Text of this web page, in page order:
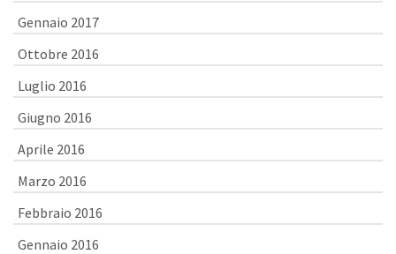
Gennaio 2017
Ottobre 2016
Luglio 2016
Giugno 2016
Aprile 2016
Marzo 2016
Febbraio 2016
Gennaio 2016